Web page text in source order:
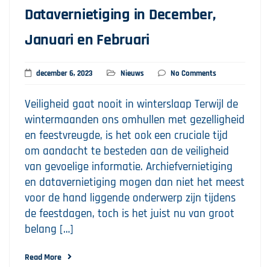
Datavernietiging in December,
Januari en Februari
december 6, 2023 Nieuws No Comments
Veiligheid gaat nooit in winterslaap Terwijl de
wintermaanden ons omhullen met gezelligheid
en feestvreugde, is het ook een cruciale tijd
om aandacht te besteden aan de veiligheid
van gevoelige informatie. Archiefvernietiging
en datavernietiging mogen dan niet het meest
voor de hand liggende onderwerp zijn tijdens
de feestdagen, toch is het juist nu van groot
belang […]
Read More